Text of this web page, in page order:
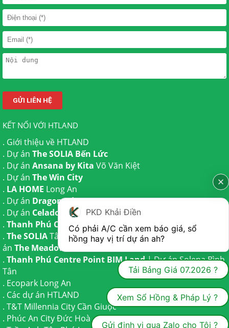
KẾT NỐI VỚI HTLAND
. Giới thiệu về HTLAND
. Dự án The SOLIA Bến Lức
. Dự án Ansana by Kita Võ Văn Kiệt
. Dự án The Win City
. LA HOME Long An
. Dự án Dragon Eden Long An
. Dự án Celadon City
Tân Phú
. Thanh Phú Centre PointBến Lức
. The SOLIATây Ninh | Dự ánThe AGULATrần Anh và Dự
án The Meadow
. Thanh Phú Centre Point BIM Land| Dự ánSolena Bình
Tân
. Ecopark Long An
. Các dự án HTLAND
. T&T Millennia City Cần Giuộc
. Phúc An CityĐức Hoà
PKD Khải Điền
Có phải A/C cần xem báo giá, sổ
hồng hay vị trí dự án ah?
Tải Bảng Giá 07.2026 ?
Xem Sổ Hồng & Pháp Lý ?
Gửi định vị qua Zalo cho Tôi ?